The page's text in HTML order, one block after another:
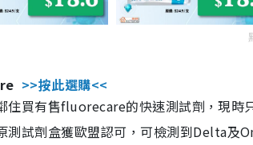
>>按此選購<<
住買有售fluorecare的快速測試劑，現時
測試劑盒獲歐盟認可，可檢測到Delta及